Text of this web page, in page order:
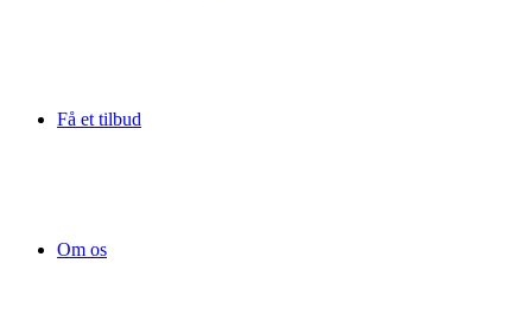
Få et tilbud
Om os